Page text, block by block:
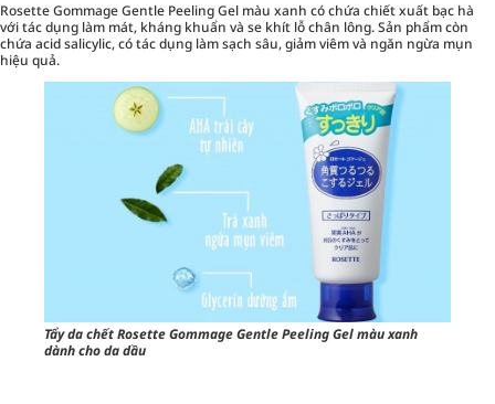
Rosette Gommage Gentle Peeling Gel màu xanh có chứa chiết xuất bạc hà
với tác dụng làm mát, kháng khuẩn và se khít lỗ chân lông. Sản phẩm còn
chứa acid salicylic, có tác dụng làm sạch sâu, giảm viêm và ngăn ngừa mụn
hiệu quả.
Tẩy da chết Rosette Gommage Gentle Peeling Gel màu xanh
dành cho da dầu